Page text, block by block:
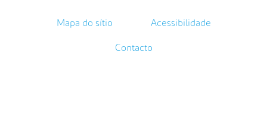
Mapa do sítio Acessibilidade
Contacto